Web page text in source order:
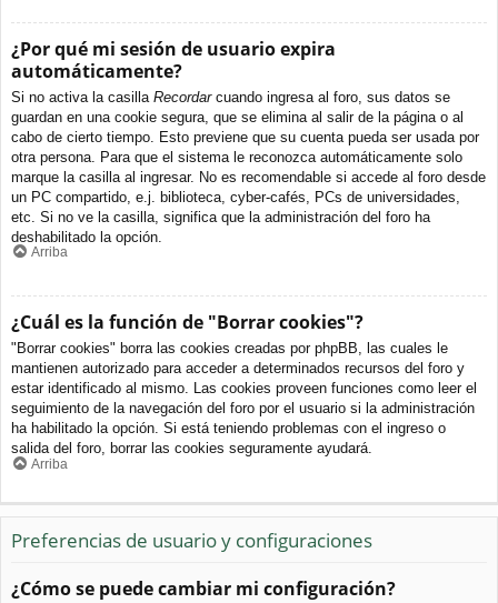
¿Por qué mi sesión de usuario expira
automáticamente?
Si no activa la casilla Recordarcuando ingresa al foro, sus datos se
guardan en una cookie segura, que se elimina al salir de la página o al
cabo de cierto tiempo. Esto previene que su cuenta pueda ser usada por
otra persona. Para que el sistema le reconozca automáticamente solo
marque la casilla al ingresar. No es recomendable si accede al foro desde
un PC compartido, e.j. biblioteca, cyber-cafés, PCs de universidades,
etc. Si no ve la casilla, significa que la administración del foro ha
deshabilitado la opción.
Arriba
¿Cuál es la función de "Borrar cookies"?
"Borrar cookies" borra las cookies creadas por phpBB, las cuales le
mantienen autorizado para acceder a determinados recursos del foro y
estar identificado al mismo. Las cookies proveen funciones como leer el
seguimiento de la navegación del foro por el usuario si la administración
ha habilitado la opción. Si está teniendo problemas con el ingreso o
salida del foro, borrar las cookies seguramente ayudará.
Arriba
Preferencias de usuario y configuraciones
¿Cómo se puede cambiar mi configuración?